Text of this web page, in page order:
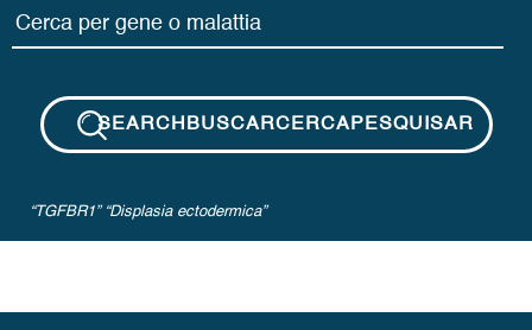
SEARCHBUSCARCERCAPESQUISAR
“TGFBR1” “Displasia ectodermica”